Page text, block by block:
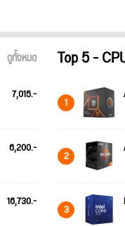
ดูทั้งหมด
7,015.-
6,200.-
16,730.-
Top 5 -
1
2
3